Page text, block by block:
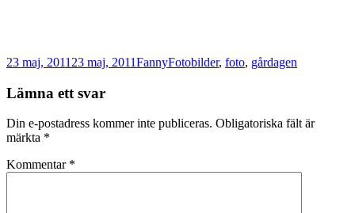
Postat
23 maj, 2011 23 maj, 2011Författare
FannyKategorier
FotoTaggar
bilder, foto, gårdagen
Lämna ett svar
Din e-postadress kommer inte publiceras. Obligatoriska fält är
märkta *
Kommentar *